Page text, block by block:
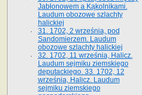
Jabłonowem a Kąkolnikami.
Laudum obozowe szlachty
halickiej
31. 1702, 2 września, pod
Sandomierzem. Laudum
obozowe szlachty halickiej
32. 1702, 11 września, Halicz.
Laudum sejmiku ziemskiego
deputackiego. 33. 1702, 12
września, Halicz. Laudum
sejmiku ziemskiego